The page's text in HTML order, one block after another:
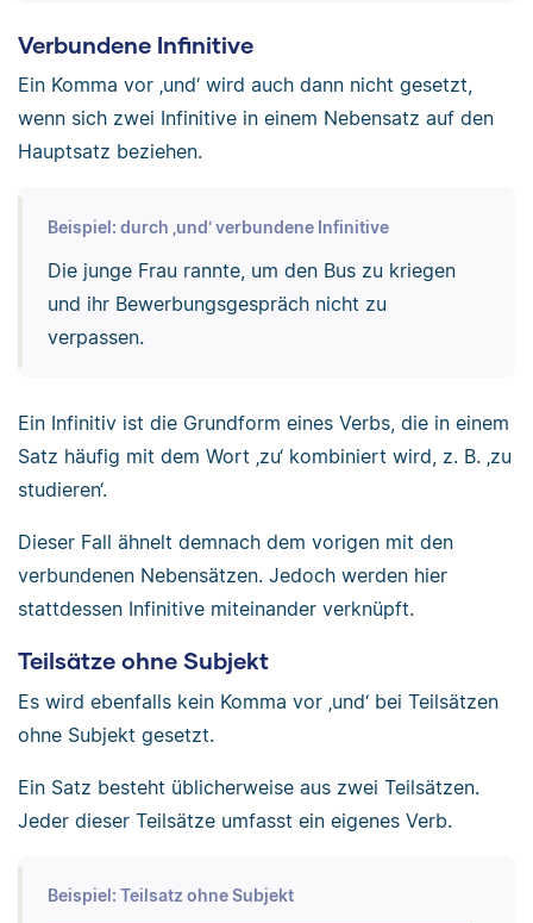
Verbundene Infinitive
Ein Komma vor ‚und‘ wird auch dann nicht gesetzt,
wenn sich zwei Infinitive in einem Nebensatz auf den
Hauptsatz beziehen.
Beispiel: durch ‚und‘ verbundene Infinitive
Die junge Frau rannte, um den Bus zu kriegen
und ihr Bewerbungsgespräch nicht zu
verpassen.
Ein Infinitiv ist die Grundform eines Verbs, die in einem
Satz häufig mit dem Wort ‚zu‘ kombiniert wird, z. B. ‚zu
studieren‘.
Dieser Fall ähnelt demnach dem vorigen mit den
verbundenen Nebensätzen. Jedoch werden hier
stattdessen Infinitive miteinander verknüpft.
Teilsätze ohne Subjekt
Es wird ebenfalls kein Komma vor ‚und‘ bei Teilsätzen
ohne Subjekt gesetzt.
Ein Satz besteht üblicherweise aus zwei Teilsätzen.
Jeder dieser Teilsätze umfasst ein eigenes Verb.
Beispiel: Teilsatz ohne Subjekt